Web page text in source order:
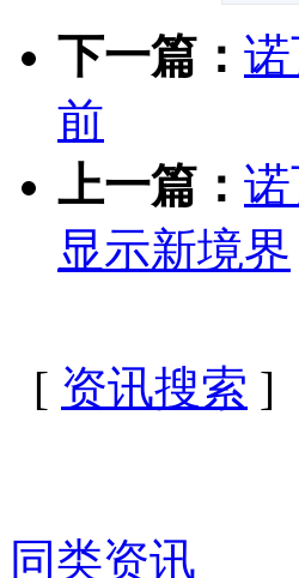
下一篇：
前
上一篇：
显示新境界
[ 资讯搜索 ]
同类资讯